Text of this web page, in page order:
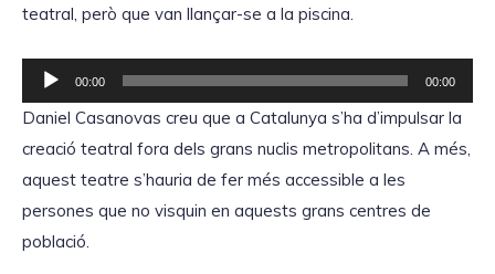
d
o
d
'
à
u
d
teatral, però que van llançar-se a la piscina.
e
d
u
00:00 00:00
Daniel Casanovas creu que a Catalunya s’ha d’impulsar la
creació teatral fora dels grans nuclis metropolitans. A més,
aquest teatre s’hauria de fer més accessible a les
persones que no visquin en aquests grans centres de
població.